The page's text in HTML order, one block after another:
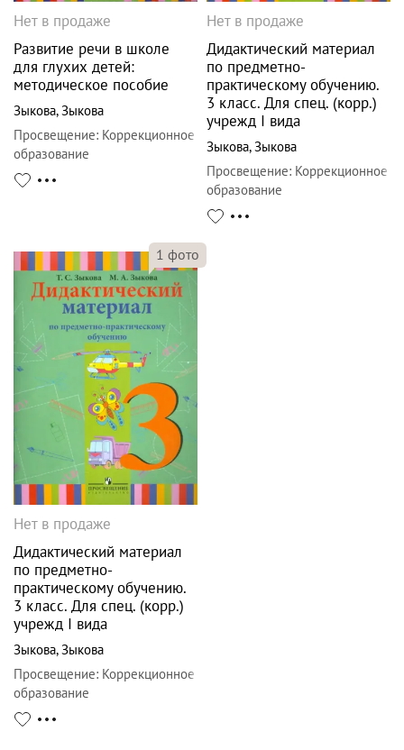
Нет в продаже
Развитие речи в школе
для глухих детей:
методическое пособие
Зыкова,Зыкова
Просвещение: Коррекционное
образование
Нет в продаже
Дидактический материал
по предметно-
практическому обучению.
3 класс. Для спец. (корр.)
учрежд I вида
Зыкова,Зыкова
Просвещение: Коррекционное
образование
1 фото
Нет в продаже
Дидактический материал
по предметно-
практическому обучению.
3 класс. Для спец. (корр.)
учрежд I вида
Зыкова,Зыкова
Просвещение: Коррекционное
образование